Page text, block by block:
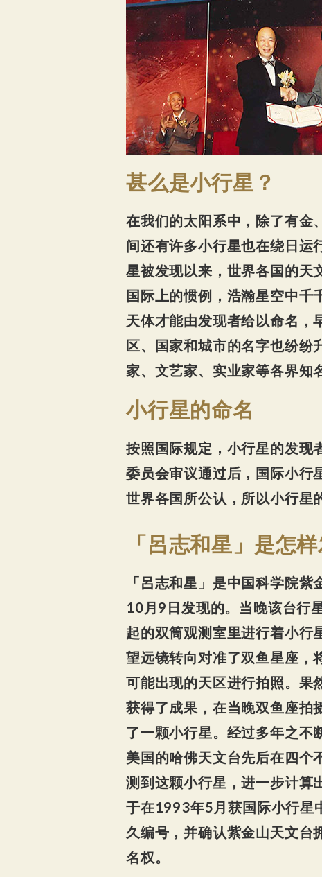
甚么是小行星？
在我们的太阳系中，除了有金
间还有许多小行星也在绕日运
星被发现以来，世界各国的天
国际上的惯例，浩瀚星空中千
天体才能由发现者给以命名，
区、国家和城市的名字也纷纷
家、文艺家、实业家等各界知
小行星的命名
按照国际规定，小行星的发现
委员会审议通过后，国际小行
世界各国所公认，所以小行星
「呂志和星」是怎
「呂志和星」是中国科学院
10月9日发现的。当晚该台行
起的双筒观测室里进行着小行
望远镜转向对准了双鱼星座，
可能出现的天区进行拍照。果
获得了成果，在当晚双鱼座拍
了一颗小行星。经过多年之不
美国的哈佛天文台先后在四个
测到这颗小行星，进一步计算
于在1993年5月获国际小行星
久编号，并确认紫金山天文台
名权。